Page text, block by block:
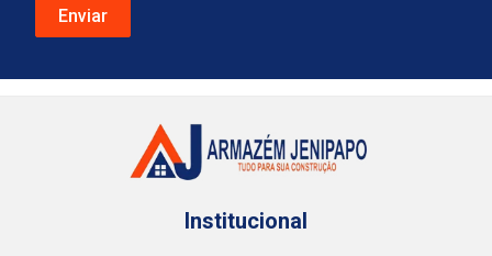
Institucional